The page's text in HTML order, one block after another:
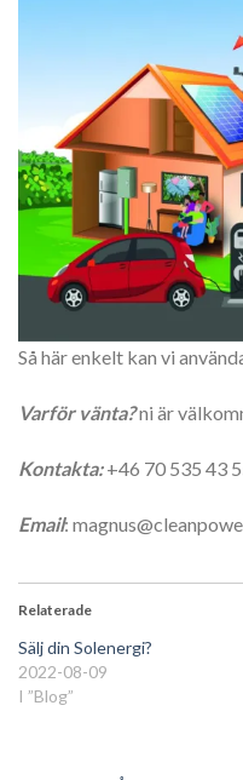
Så här enkelt kan vi
Varför vänta?ni är
Kontakta:+46 70 535 43
Email:
Relaterade
Sälj din Solenergi?
2022-08-09
I ”Blog”